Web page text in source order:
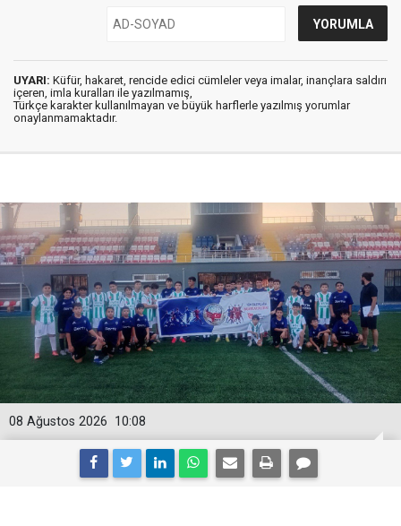
UYARI: Küfür, hakaret, rencide edici cümleler veya imalar, inançlara saldırı
içeren, imla kuralları ile yazılmamış,
Türkçe karakter kullanılmayan ve büyük harflerle yazılmış yorumlar
onaylanmamaktadır.
10:08
08 Ağustos 2026